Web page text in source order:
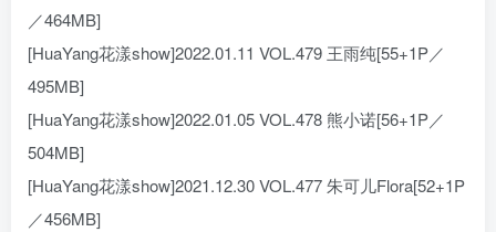
／464MB]
[HuaYang花漾show]2022.01.11 VOL.479 王雨纯[55+1P／
495MB]
[HuaYang花漾show]2022.01.05 VOL.478 熊小诺[56+1P／
504MB]
[HuaYang花漾show]2021.12.30 VOL.477 朱可儿Flora[52+1P
／456MB]